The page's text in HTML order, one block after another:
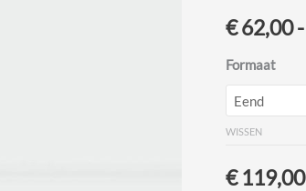
€62,00-
Formaat
WISSEN
€119,00